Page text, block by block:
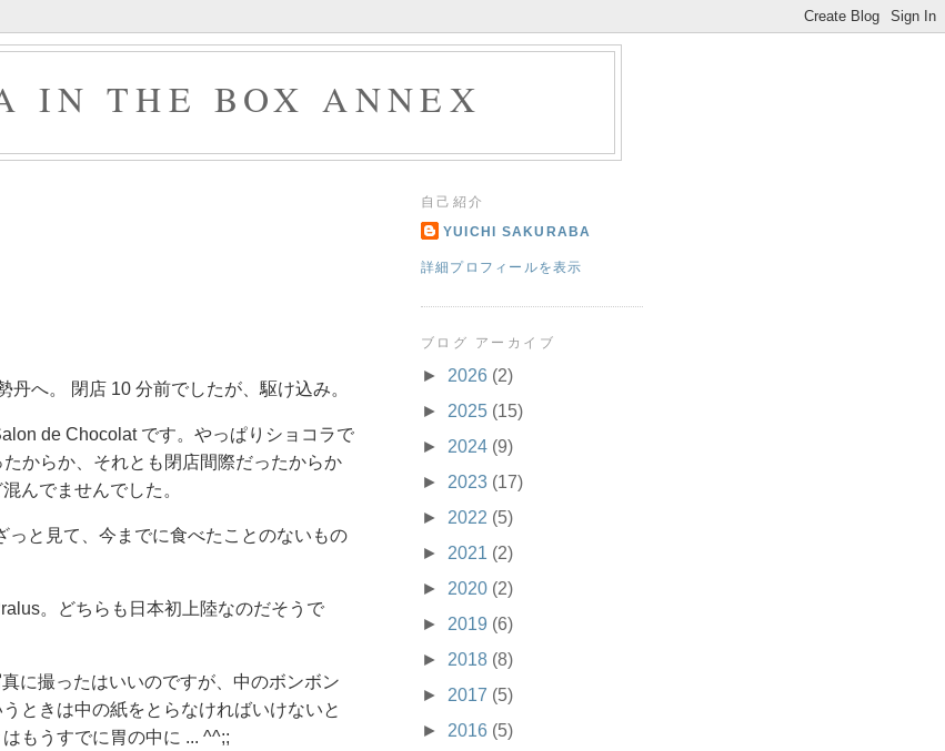
IN THE BOX ANNEX
丹へ。 閉店 10 分前でしたが、駆け込み。
de Chocolat です。やっぱりショコラで
からか、それとも閉店間際だったからか
んでませんでした。
っと見て、今までに食べたことのないもの
。どちらも日本初上陸なのだそうで
に撮ったはいいのですが、中のボンボン
ときは中の紙をとらなければいけないと
もうすでに胃の中に ... ^^;;
自己紹介
YUICHI SAKURABA
詳細プロフィールを表示
ブログ アーカイブ
► 2026 (2)
► 2025 (15)
► 2024 (9)
► 2023 (17)
► 2022 (5)
► 2021 (2)
► 2020 (2)
► 2019 (6)
► 2018 (8)
► 2017 (5)
► 2016 (5)